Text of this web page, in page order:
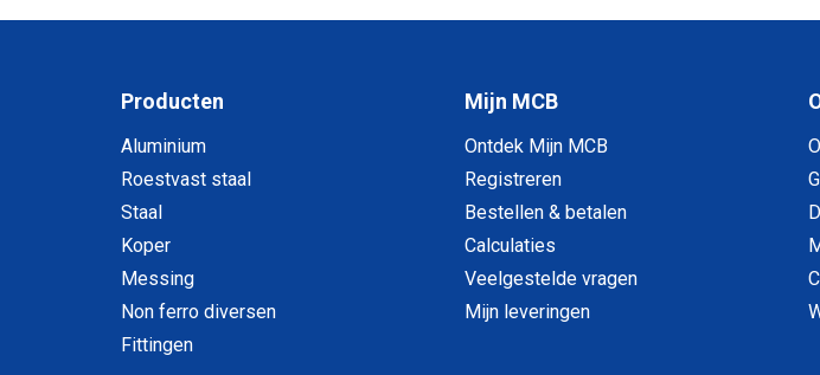
Producten
Aluminium
Roestvast staal
Staal
Koper
Messing
Non ferro diversen
Fittingen
Mijn MCB
Ontdek Mijn MCB
Registreren
Bestellen & betalen
Calculaties
Veelgestelde vragen
Mijn leveringen